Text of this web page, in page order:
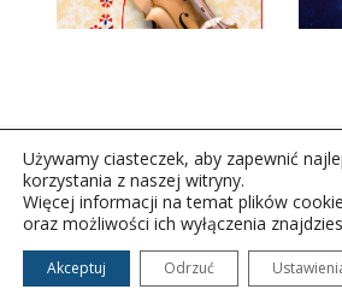
Copyright © 2026Polskie Radio Rzeszów
Wszelkie prawa zastrzeżone.
Używamy ciasteczek, aby zapewnić
korzystania z naszej witryny.
Więcej informacji na temat plików
oraz możliwości ich wyłączenia
Akceptuj Odrzuć